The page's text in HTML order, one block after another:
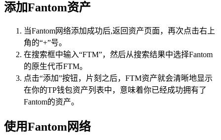
添加Fantom资产
当Fantom网络添加成功后,返回资产页面，再次点击右上
角的“+”号。
在搜索框中输入“FTM”，然后从搜索结果中选择Fantom
的原生代币FTM。
点击“添加”按钮，片刻之后，FTM资产就会清晰地显示
在你的TP钱包资产列表中，意味着你已经成功拥有了
Fantom的资产。
使用Fantom网络